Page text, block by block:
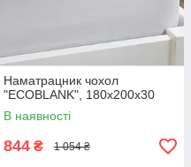
Наматрацник чохол
"ECOBLANK", 180x200x30
В наявності
844 ₴ 1 054 ₴